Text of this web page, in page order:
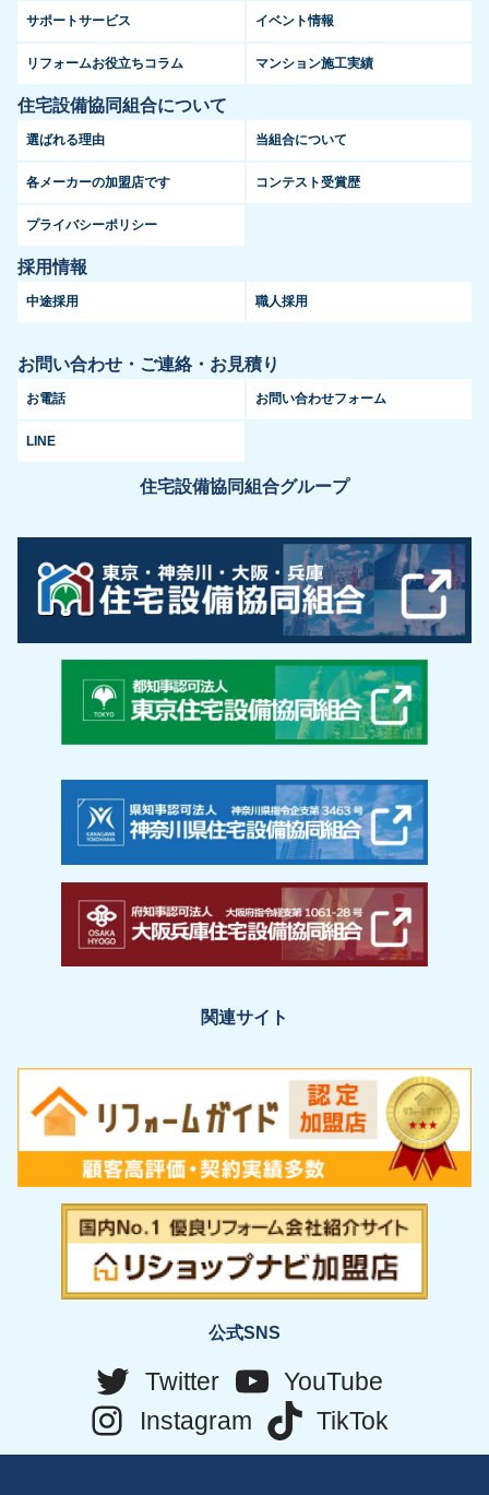
サポートサービス イベント情報
リフォームお役立ちコラム マンション施工実績
住宅設備協同組合について
選ばれる理由 当組合について
各メーカーの加盟店です コンテスト受賞歴
プライバシーポリシー
採用情報
中途採用 職人採用
お問い合わせ・ご連絡・お見積り
お電話 お問い合わせフォーム
LINE
住宅設備協同組合グループ
関連サイト
公式SNS
Twitter
YouTube
Instagram
TikTok